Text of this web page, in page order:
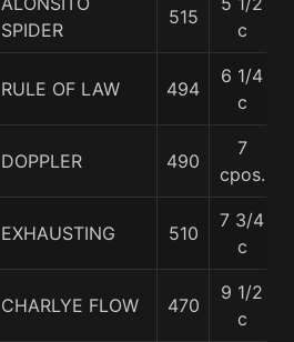
SPIDER
515
c
RULE OF LAW 494
6 1/4
c
DOPPLER 490
7
cpos.
EXHAUSTING 510
7 3/4
c
CHARLYE FLOW 470
9 1/2
c